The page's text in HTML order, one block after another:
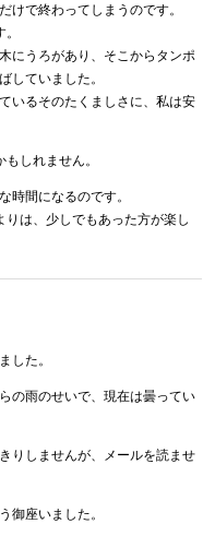
けで終わってしまうのです。
にうろがあり、そこからタンポ
していました。
いるそのたくましさに、私は安
もしれません。
時間になるのです。
は、少しでもあった方が楽し
した。
の雨のせいで、現在は曇ってい
りしませんが、メールを読ませ
御座いました。